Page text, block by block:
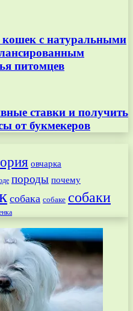
с натуральными
питомцев
ставки и получить
от букмекеров
овчарка
породы почему
собака собаке собаки